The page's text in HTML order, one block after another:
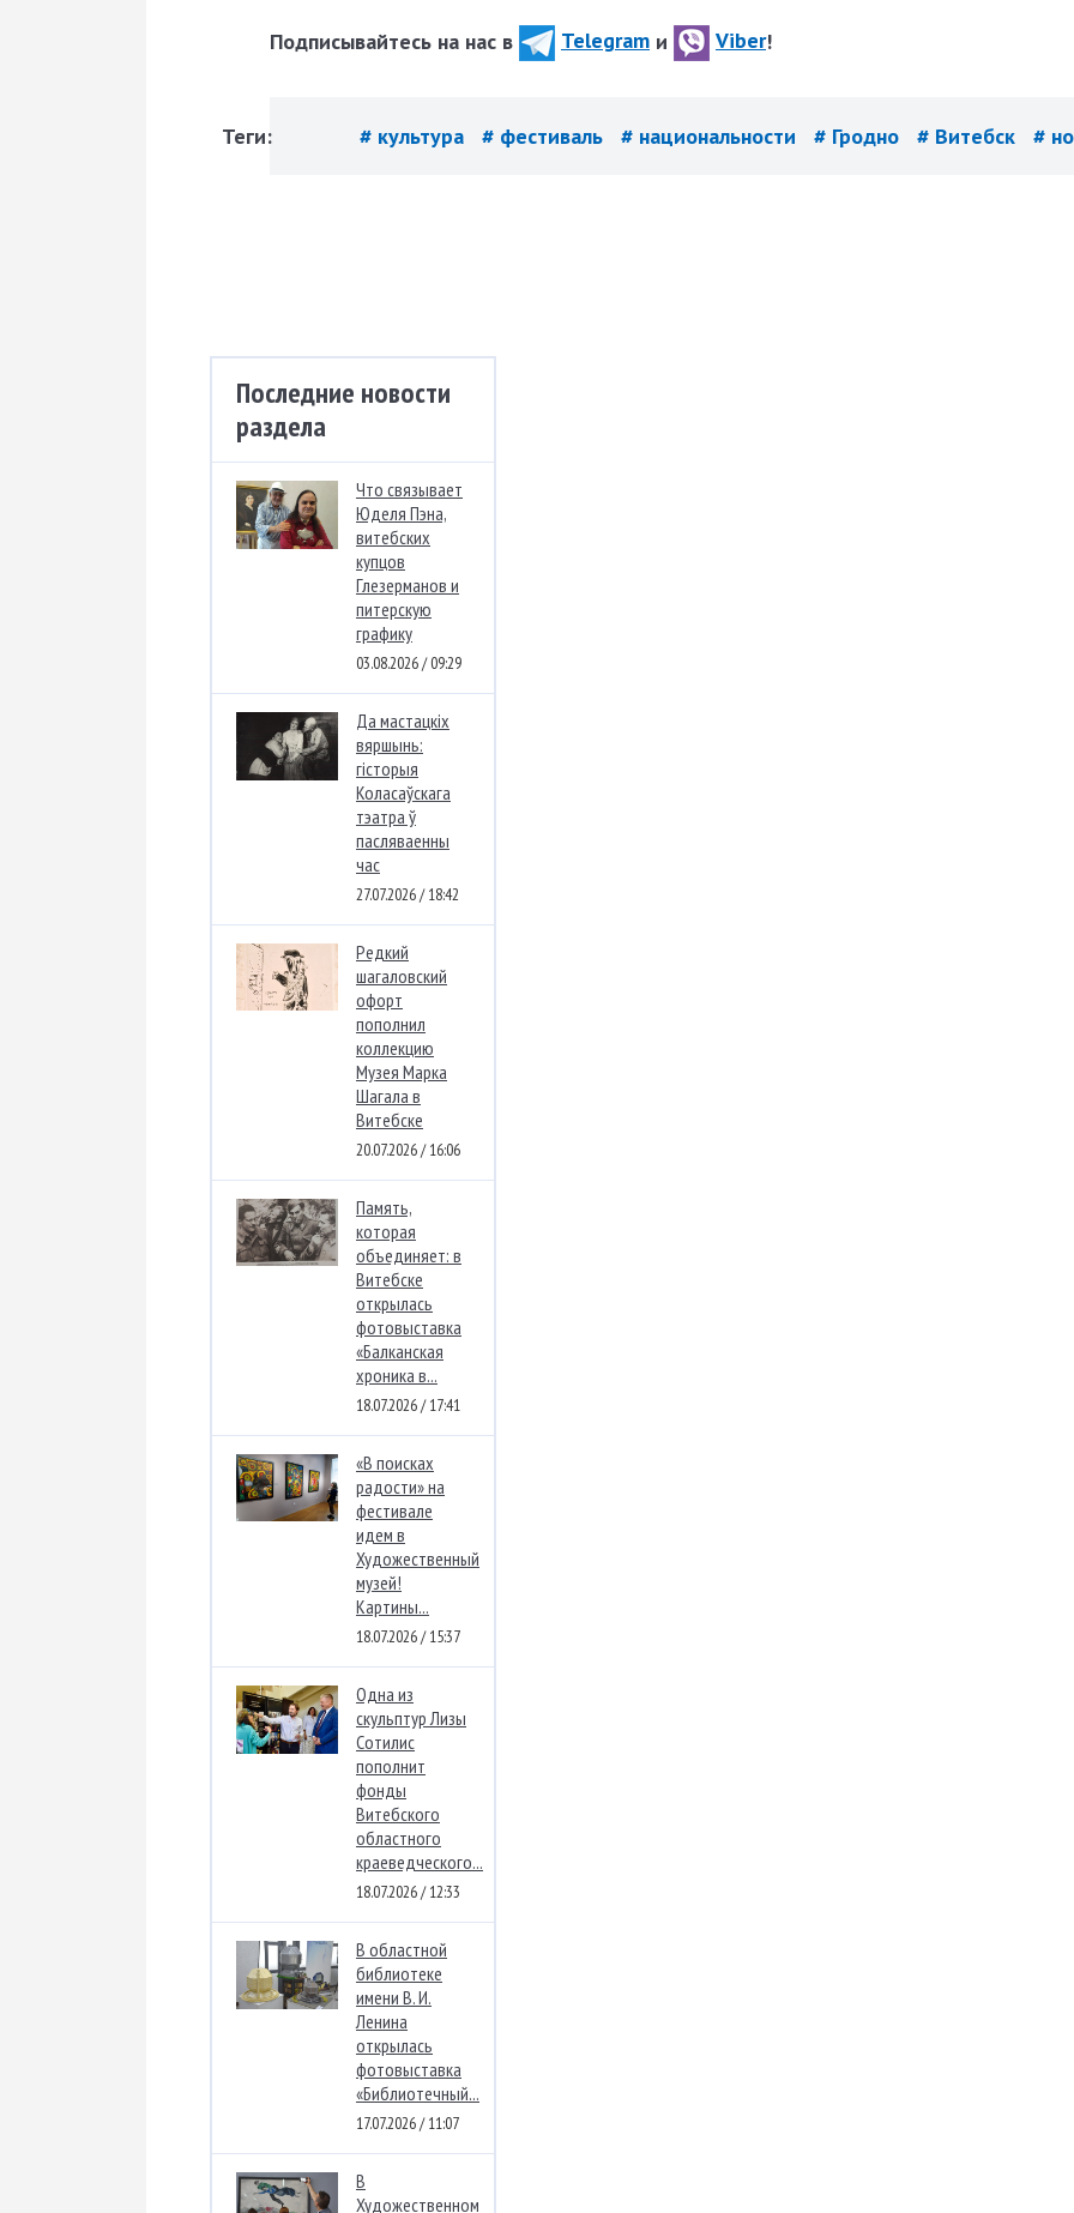
Подписывайтесь на нас в Telegram и Viber!
Теги: # культура # фестиваль # национальности # Гродно # Витебск #
Последние новости
раздела
Что связывает
Юделя Пэна,
витебских
купцов
Глезерманов и
питерскую
графику
03.08.2026 / 09:29
Да мастацкіх
вяршынь:
гісторыя
Коласаўскага
тэатра ў
пасляваенны
час
27.07.2026 / 18:42
Редкий
шагаловский
офорт
пополнил
коллекцию
Музея Марка
Шагала в
Витебске
20.07.2026 / 16:06
Память,
которая
объединяет: в
Витебске
открылась
фотовыставка
«Балканская
хроника в...
18.07.2026 / 17:41
«В поисках
радости» на
фестивале
идем в
Художественный
музей!
Картины...
18.07.2026 / 15:37
Одна из
скульптур Лизы
Сотилис
пополнит
фонды
Витебского
областного
краеведческого...
18.07.2026 / 12:33
В областной
библиотеке
имени В. И.
Ленина
открылась
фотовыставка
«Библиотечный...
17.07.2026 / 11:07
В
Художественном